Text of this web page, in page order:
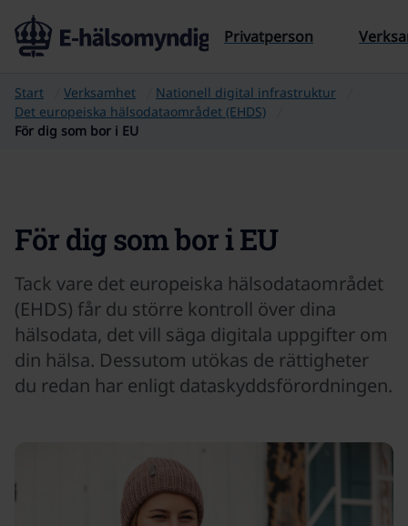
Till sidans innehåll
Privatperson
Start Verksamhet
Nationell digital infrastruktur
Det europeiska hälsodataområdet (EHDS)
För dig som bor i EU
För dig som bor i EU
Tack vare det europeiska hälsodataområdet
(EHDS) får du större kontroll över dina
hälsodata, det vill säga digitala uppgifter om
din hälsa. Dessutom utökas de rättigheter
du redan har enligt dataskyddsförordningen.